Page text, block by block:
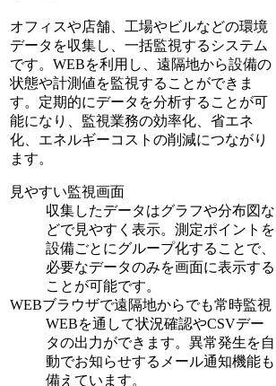
オフィスや店舗、工場やビルなどの環境
データを収集し、一括監視するシステム
です。WEBを利用し、遠隔地から設備の
状態や計測値を監視することができま
す。定期的にデータを分析することが可
能になり、監視業務の効率化、省エネ
化、エネルギーコストの削減につながり
ます。
見やすい監視画面
収集したデータはグラフや分布図な
どで見やすく表示。測定ポイントを
設備ごとにグループ化することで、
必要なデータのみを画面に表示する
ことが可能です。
WEBブラウザで遠隔地からでも常時監視
WEBを通して状況確認やCSVデー
タの出力ができます。異常発生を自
動でお知らせするメール通知機能も
備えています。